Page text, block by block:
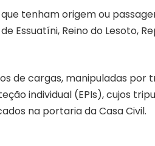
tenham origem ou
Essuatíni, Reino do Lesoto,
de cargas, manipuladas por
individual (EPIs), cujos
na portaria da Casa Civil.